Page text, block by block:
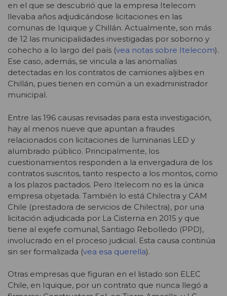
en el que se descubrió que la empresa Itelecom
llevaba años adjudicándose licitaciones en las
comunas de Iquique y Chillán. Actualmente, son más
de 12 las municipalidades investigadas por soborno y
cohecho a lo largo del país (vea notas sobre Itelecom).
Ese caso, además, se vincula a las anomalías
detectadas en los contratos de camiones aljibes en
Chillán, pues tienen en común a un exadministrador
municipal.
Entre las 196 causas revisadas para esta investigación,
hay al menos nueve que apuntan a fraudes
relacionados con licitaciones de luminarias LED y
alumbrado público. Principalmente, los
cuestionamientos responden a la envergadura de los
contratos suscritos, tanto respecto a los montos, como
a los plazos pactados. Pero Itelecom no es la única
empresa objetada. También lo está Chilectra y CAM
Chile (prestadora de servicios de Chilectra), por una
licitación adjudicada por La Cisterna en 2015 y que
tiene al exjefe comunal, Santiago Rebolledo (PPD),
involucrado en el proceso judicial. Esta causa continúa
sin ser formalizada (vea esa querella).
Otras empresas que figuran en el listado son ELEC
Chile, en Iquique, por un contrato que nunca llegó a